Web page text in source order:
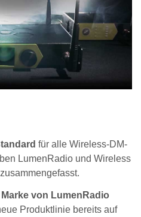
für alle Wireless-DM-
LumenRadio und Wireless
von LumenRadio
Produktlinie bereits auf